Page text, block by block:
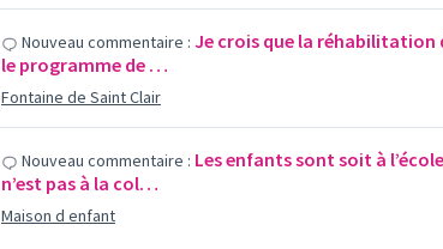
Nouveau commentaire : Je crois que la réhabilitation
le programme de …
Fontaine de Saint Clair
Nouveau commentaire : Les enfants sont soit à
n’est pas à la col…
Maison d enfant